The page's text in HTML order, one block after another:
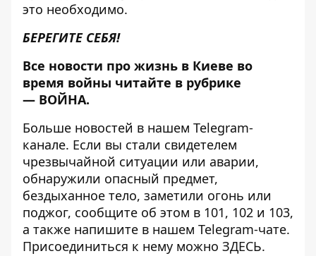
это необходимо.
БЕРЕГИТЕ СЕБЯ!
Все новости про жизнь в Киеве во
время войны читайте в рубрике
— ВОЙНА.
Больше новостей в нашем Telegram-
канале. Если вы стали свидетелем
чрезвычайной ситуации или аварии,
обнаружили опасный предмет,
бездыханное тело, заметили огонь или
поджог, сообщите об этом в 101, 102 и 103,
а также напишите в нашем Telegram-чате.
Присоединиться к нему можно ЗДЕСЬ.